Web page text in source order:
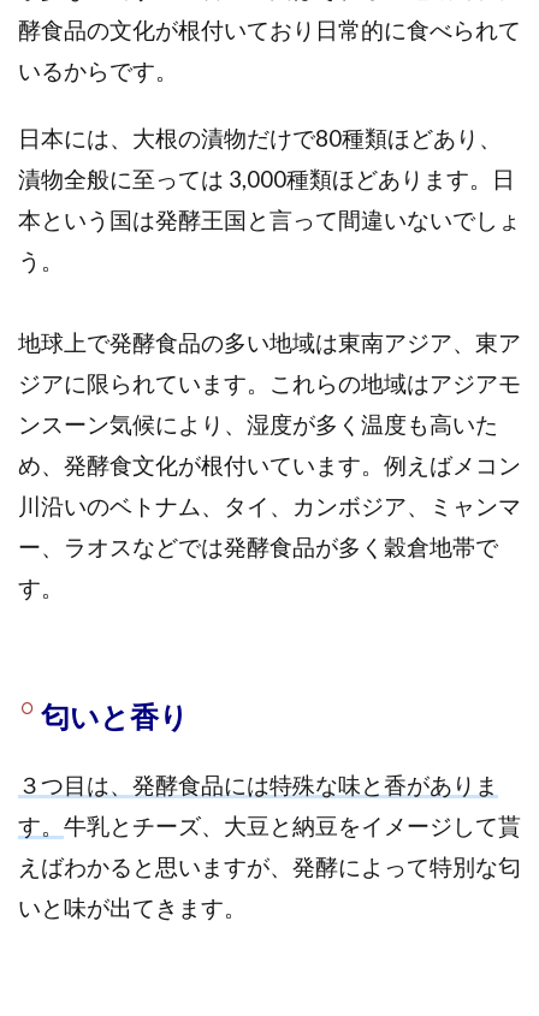
酵食品の文化が根付いており日常的に食べられて
いるからです。
日本には、大根の漬物だけで80種類ほどあり、
漬物全般に至っては 3,000種類ほどあります。日
本という国は発酵王国と言って間違いないでしょ
う。
地球上で発酵食品の多い地域は東南アジア、東ア
ジアに限られています。これらの地域はアジアモ
ンスーン気候により、湿度が多く温度も高いた
め、発酵食文化が根付いています。例えばメコン
川沿いのベトナム、タイ、カンボジア、ミャンマ
ー、ラオスなどでは発酵食品が多く穀倉地帯で
す。
匂いと香り
３つ目は、発酵食品には特殊な味と香がありま
す。 牛乳とチーズ、大豆と納豆をイメージして貰
えばわかると思いますが、発酵によって特別な匂
いと味が出てきます。